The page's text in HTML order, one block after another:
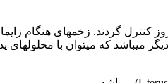
نرمال جهت تشخیص روند بازسازی رحم اولین کنترل ۱۰روز پس از زایمان انجام میگردد. زایمانهای سخت
میباشد که میتوان با محلولهای